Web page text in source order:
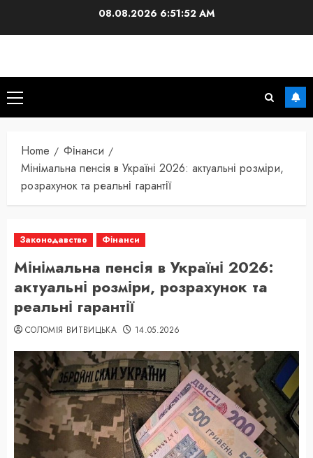
08.08.2026 6:51:53 AM
Primary
Menu
Home
Фінанси
Мінімальна пенсія в Україні 2026: актуальні розміри,
розрахунок та реальні гарантії
Законодавство Фінанси
Мінімальна пенсія в Україні 2026:
актуальні розміри, розрахунок та
реальні гарантії
СОЛОМІЯ ВИТВИЦЬКА 14.05.2026